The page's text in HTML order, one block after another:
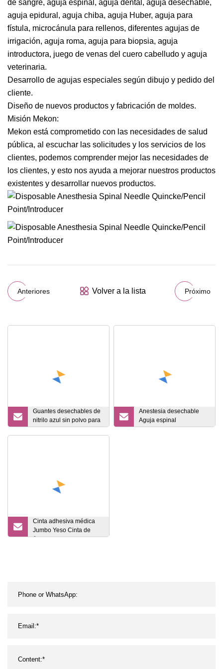
de sangre, aguja espinal, aguja dental, aguja desechable,
aguja epidural, aguja chiba, aguja Huber, aguja para
fístula, microcánula para rellenos, diferentes agujas de
irrigación, aguja roma, aguja para biopsia, aguja
introductora, juego de venas del cuero cabelludo y aguja
veterinaria.
Desarrollo de agujas especiales según dibujo y pedido del
cliente.
Diseño de nuevos productos y fabricación de moldes.
Misión Mekon:
Mekon está comprometido con las necesidades de salud
pública, al escuchar las solicitudes y los servicios de los
clientes, podemos comprender mejor las necesidades de
los clientes, y esto nos ayuda a mejorar nuestros productos
existentes y desarrollar nuevos productos.
Anteriores Volver a la lista Próximo
Guantes desechables de
nitrilo azul sin polvo para
examen
Anestesia desechable
Aguja espinal
Quincke/Punto de
Cinta adhesiva médica
Jumbo Yeso Cinta de
óxido de zinc/Cinta de